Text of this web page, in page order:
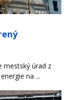
mestský úrad z
na ...